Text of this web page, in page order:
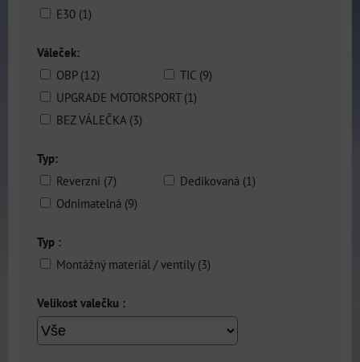
E30 (1)
Váleček:
OBP (12)
TIC (9)
UPGRADE MOTORSPORT (1)
BEZ VÁLEČKA (3)
Typ:
Reverzni (7)
Dedikovaná (1)
Odnimatelná (9)
Typ :
Montážný materiál / ventily (3)
Velikost valečku :